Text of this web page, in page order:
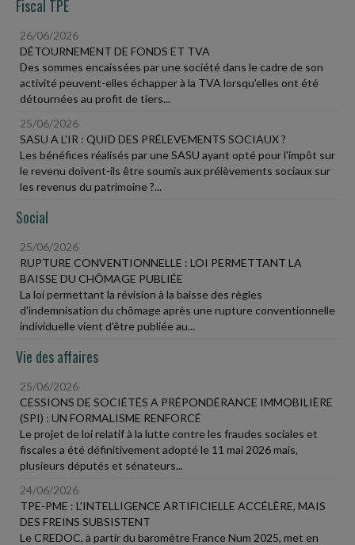
Fiscal TPE
26/06/2026
DÉTOURNEMENT DE FONDS ET TVA
Des sommes encaissées par une société dans le cadre de son
activité peuvent-elles échapper à la TVA lorsqu'elles ont été
détournées au profit de tiers...
25/06/2026
SASU A L'IR : QUID DES PRÉLEVEMENTS SOCIAUX ?
Les bénéfices réalisés par une SASU ayant opté pour l'impôt sur
le revenu doivent-ils être soumis aux prélèvements sociaux sur
les revenus du patrimoine ?...
Social
25/06/2026
RUPTURE CONVENTIONNELLE : LOI PERMETTANT LA
BAISSE DU CHÔMAGE PUBLIÉE
La loi permettant la révision à la baisse des règles
d'indemnisation du chômage après une rupture conventionnelle
individuelle vient d'être publiée au...
Vie des affaires
25/06/2026
CESSIONS DE SOCIÉTÉS A PRÉPONDÉRANCE IMMOBILIÈRE
(SPI) : UN FORMALISME RENFORCÉ
Le projet de loi relatif à la lutte contre les fraudes sociales et
fiscales a été définitivement adopté le 11 mai 2026 mais,
plusieurs députés et sénateurs...
24/06/2026
TPE-PME : L'INTELLIGENCE ARTIFICIELLE ACCÉLÈRE, MAIS
DES FREINS SUBSISTENT
Le CREDOC, à partir du baromètre France Num 2025, met en